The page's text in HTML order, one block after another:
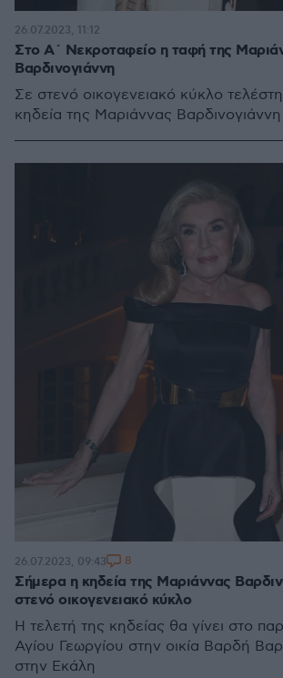
Στο Α΄ Νεκροταφείο η ταφή της
Βαρδινογιάννη
Σε στενό οικογενειακό κύκλο
κηδεία της Μαριάννας Βαρδινογιάννη
26.07.2023, 11:12
Σήμερα η κηδεία της Μαριάννας
στενό οικογενειακό κύκλο
Η τελετή της κηδείας θα γίνει στο
Αγίου Γεωργίου στην οικία Βαρδή
στην Εκάλη
26.07.2023, 09:43 8